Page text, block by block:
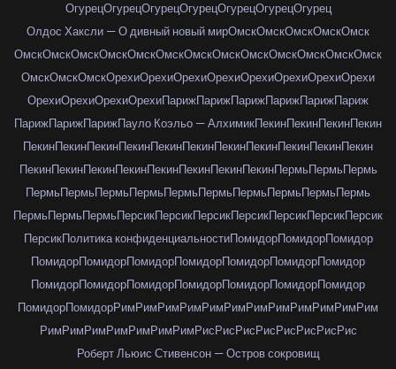
ОгурецОгурецОгурецОгурецОгурецОгурецОгурец
Олдос Хаксли — О дивный новый мирОмскОмскОмскОмскОмск
ОмскОмскОмскОмскОмскОмскОмскОмскОмскОмскОмскОмскОмск
ОмскОмскОмскОрехиОрехиОрехиОрехиОрехиОрехиОрехиОрехи
ОрехиОрехиОрехиОрехиПарижПарижПарижПарижПарижПариж
ПарижПарижПарижПауло Коэльо — АлхимикПекинПекинПекинПекин
ПекинПекинПекинПекинПекинПекинПекинПекинПекинПекинПекин
ПекинПекинПекинПекинПекинПекинПекинПекинПермьПермьПермь
ПермьПермьПермьПермьПермьПермьПермьПермьПермьПермь
ПермьПермьПермьПерсикПерсикПерсикПерсикПерсикПерсикПерсик
ПерсикПолитика конфиденциальностиПомидорПомидорПомидор
ПомидорПомидорПомидорПомидорПомидорПомидорПомидор
ПомидорПомидорПомидорПомидорПомидорПомидорПомидор
ПомидорПомидорРимРимРимРимРимРимРимРимРимРимРимРим
РимРимРимРимРимРимРимРисРисРисРисРисРисРисРис
Роберт Льюис Стивенсон — Остров сокровищ